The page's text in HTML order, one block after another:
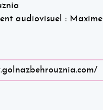
audiovisuel :